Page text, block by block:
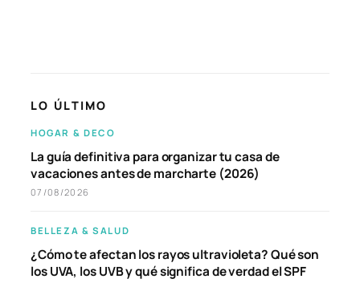
LO ÚLTIMO
HOGAR & DECO
La guía definitiva para organizar tu casa de
vacaciones antes de marcharte (2026)
07/08/2026
BELLEZA & SALUD
¿Cómo te afectan los rayos ultravioleta? Qué son
los UVA, los UVB y qué significa de verdad el SPF